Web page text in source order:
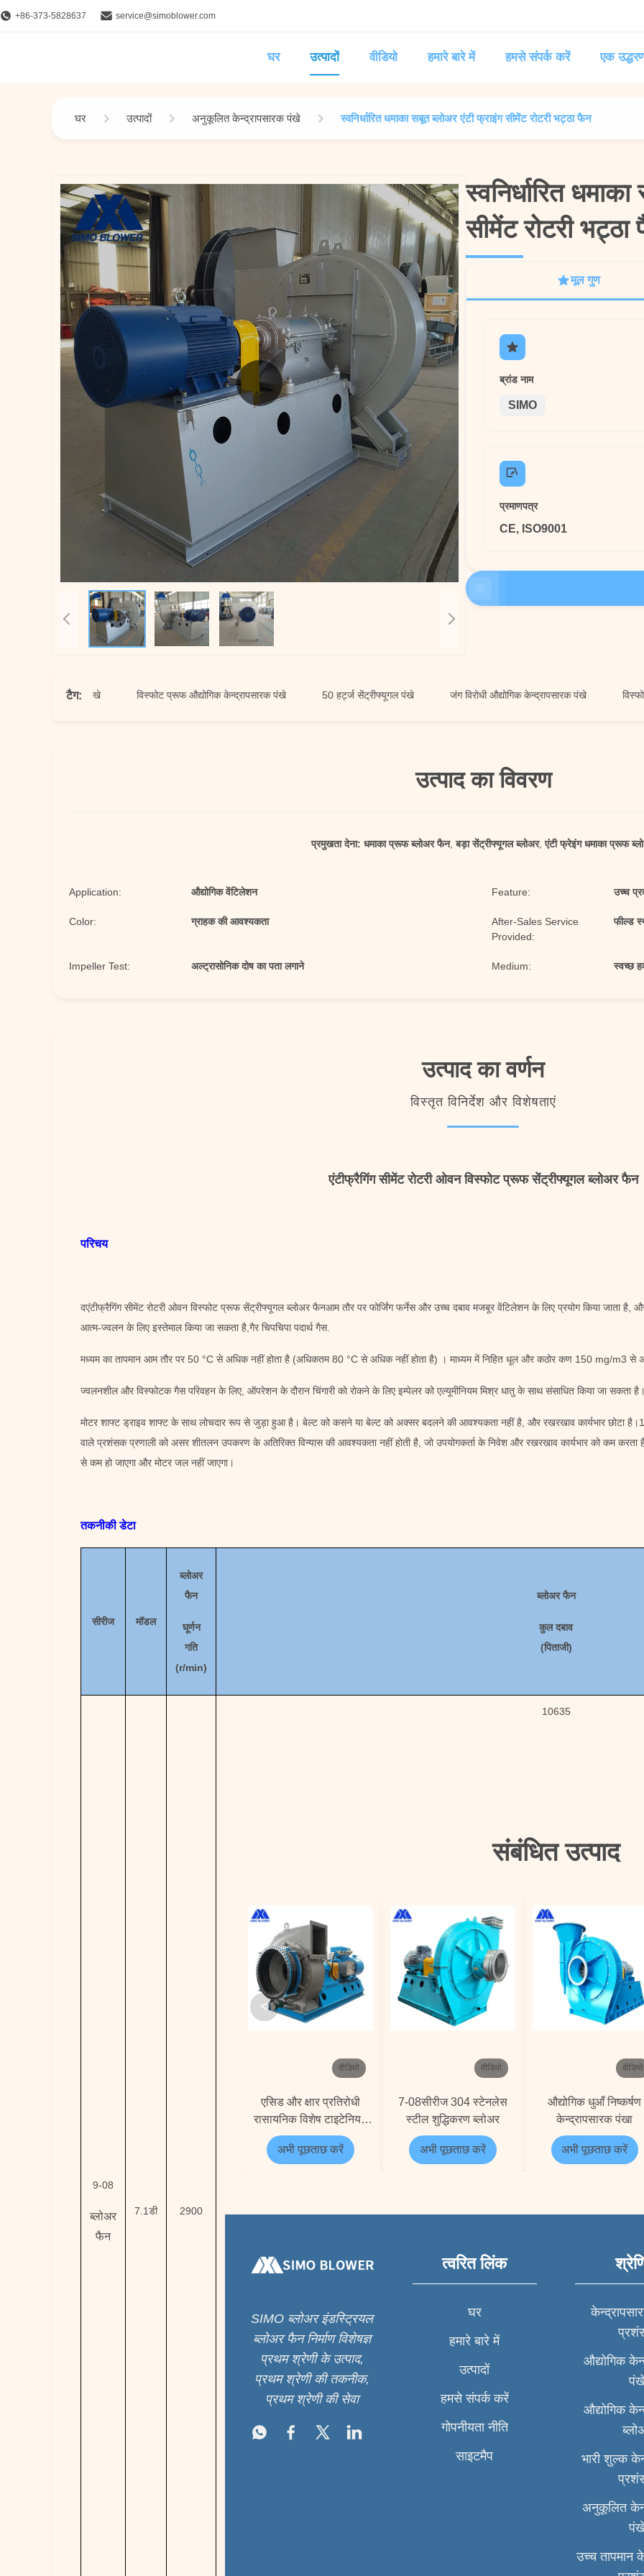
+86-373-5828637 service@simoblower.com
घर उत्पादों वीडियो हमारे बारे में हमसे संपर्क करें एक
घर उत्पादों अनुकूलित केन्द्रापसारक पंखे स्वनिर्धारित धमाका सबूत ब्लोअर एंटी फ्राइंग सीमेंट रोटरी भट्ठा फैन
स्वनिर्धारित
सीमेंट रोटरी
स्वनिर्धारित
सीमेंट रोटरी
मूल गुण
ब्रांड नाम
SIMO
प्रमाणपत्र
CE, ISO9001
टैग:
केन्द्रापसारक पंखे विस्फोट प्रूफ औद्योगिक केन्द्रापसारक पंखे 50 हर्ट्ज सेंट्रीफ्यूगल पंखे जंग विरोधी औद्योगिक केन्द्रापसारक पंखे विस्फोट
उत्पाद का विवरण
प्रमुखता देना: धमाका प्रूफ ब्लोअर फैन,बड़ा सेंट्रीफ्यूगल ब्लोअर,एंटी फ्रेइंग धमाका प्रूफ
Application: औद्योगिक वेंटिलेशन Feature: उच्च
Color: ग्राहक की आवश्यकता
After-Sales Service
Provided:
फील्ड
Impeller Test: अल्ट्रासोनिक दोष का पता लगाने Medium: स्वच्छ
उत्पाद का वर्णन
विस्तृत विनिर्देश और विशेषताएं
एंटीफ्रैगिंग सीमेंट रोटरी ओवन विस्फोट प्रूफ सेंट्रीफ्यूगल ब्लोअर फैन
परिचय
दएंटीफ्रैगिंग सीमेंट रोटरी ओवन विस्फोट प्रूफ सेंट्रीफ्यूगल ब्लोअर फैनआम तौर पर फोर्जिंग फर्नेस और उच्च दबाव मजबूर वेंटिलेशन के लिए प्रयोग किया जाता है,
आत्म-ज्वलन के लिए इस्तेमाल किया जा सकता है,गैर चिपचिपा पदार्थ गैस.
मध्यम का तापमान आम तौर पर 50 °C से अधिक नहीं होता है (अधिकतम 80 °C से अधिक नहीं होता है) । माध्यम में निहित धूल और कठोर कण 150 mg/m3 से
ज्वलनशील और विस्फोटक गैस परिवहन के लिए, ऑपरेशन के दौरान चिंगारी को रोकने के लिए इम्पेलर को एल्यूमीनियम मिश्र धातु के साथ संसाधित किया जा सकता है।
मोटर शाफ्ट ड्राइव शाफ्ट के साथ लोचदार रूप से जुड़ा हुआ है। बेल्ट को कसने या बेल्ट को अक्सर बदलने की आवश्यकता नहीं है, और रखरखाव कार्यभार छोटा
वाले प्रशंसक प्रणाली को असर शीतलन उपकरण के अतिरिक्त विन्यास की आवश्यकता नहीं होती है, जो उपयोगकर्ता के निवेश और रखरखाव कार्यभार को कम करता
से कम हो जाएगा और मोटर जल नहीं जाएगा।
तकनीकी डेटा
सीरीज मॉडल
ब्लोअर
फैन
घूर्णन
गति
(r/min)
ब्लोअर फैन
कुल दबाव
(पिताजी)
9-08
ब्लोअर
फैन
7.1डी 2900
10635
संबंधित उत्पाद
वीडियो
एसिड और क्षार प्रतिरोधी
रासायनिक विशेष टाइटेनियम
सामग्री प्रेरित ड्राफ्ट
प्रशंसक
अभी पूछताछ करें
वीडियो
7-08सीरीज 304 स्टेनलेस
स्टील शुद्धिकरण ब्लोअर
अभी पूछताछ करें
वीडियो
औद्योगिक धुआँ निष्कर्षण
केन्द्रापसारक पंखा
अभी पूछताछ करें
<
SIMO ब्लोअर इंडस्ट्रियल
ब्लोअर फैन निर्माण विशेषज्ञ
प्रथम श्रेणी के उत्पाद,
प्रथम श्रेणी की तकनीक,
प्रथम श्रेणी की सेवा
त्वरित लिंक
घर
हमारे बारे में
उत्पादों
हमसे संपर्क करें
गोपनीयता नीति
साइटमैप
औद्योगिक
औद्योगिक
भारी शुल्क
अनुकूलित
उच्च तापमान